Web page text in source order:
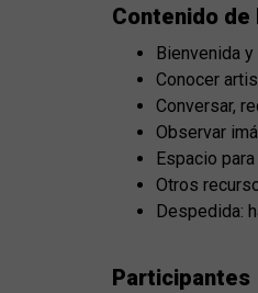
Contenido de
Bienvenida
Conocer
Conversar,
Observar
Espacio
Otros
Despedida:
Participantes